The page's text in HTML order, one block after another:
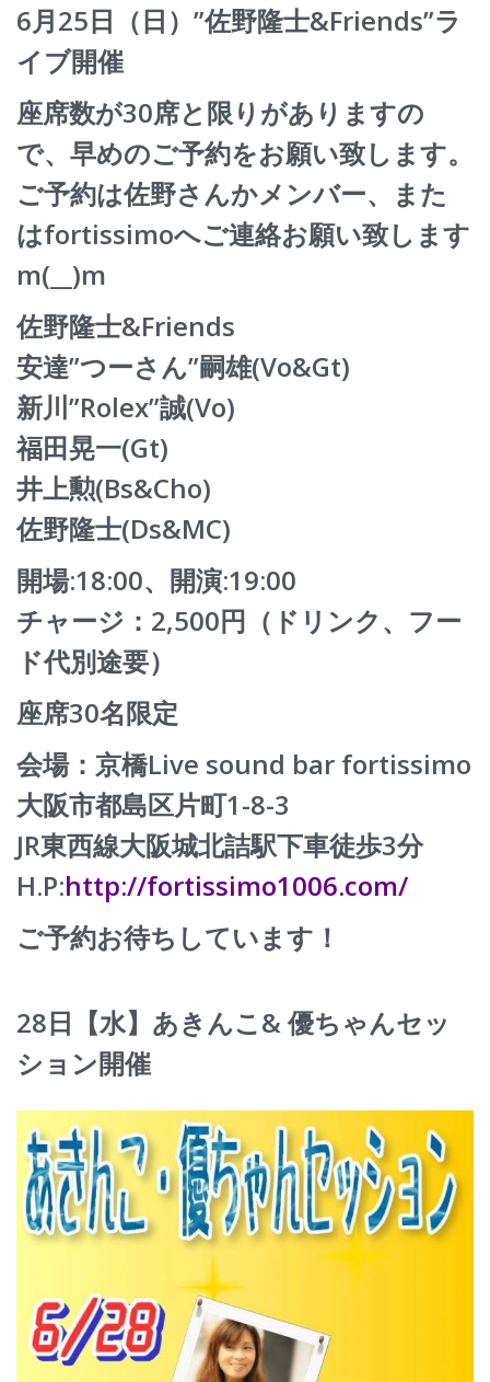
6月25日（日）”佐野隆士&Friends”ラ
イブ開催
座席数が30席と限りがありますの
で、早めのご予約をお願い致します。
ご予約は佐野さんかメンバー、また
はfortissimoへご連絡お願い致します
m(__)m
佐野隆士&Friends
安達”つーさん”嗣雄(Vo&Gt)
新川”Rolex”誠(Vo)
福田晃一(Gt)
井上勲(Bs&Cho)
佐野隆士(Ds&MC)
開場:18:00、開演:19:00
チャージ：2,500円（ドリンク、フー
ド代別途要）
座席30名限定
会場：京橋Live sound bar fortissimo
大阪市都島区片町1-8-3
JR東西線大阪城北詰駅下車徒歩3分
H.P:http://fortissimo1006.com/
ご予約お待ちしています！
28日【水】あきんこ& 優ちゃんセッ
ション開催